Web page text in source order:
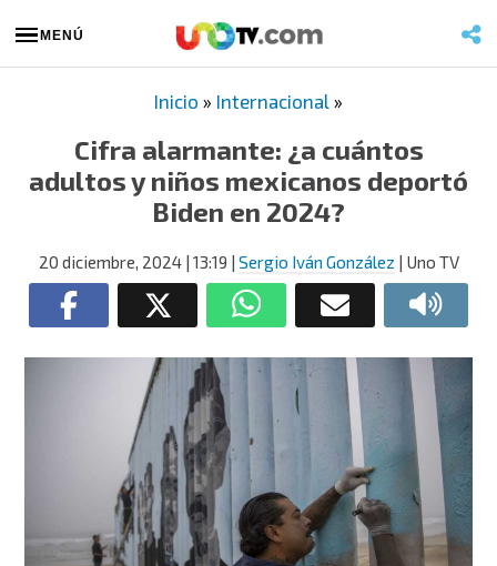
MENÚ
Inicio » Internacional »
Cifra alarmante: ¿a cuántos
adultos y niños mexicanos deportó
Biden en 2024?
20 diciembre, 2024| 13:19 | Sergio Iván González | Uno TV